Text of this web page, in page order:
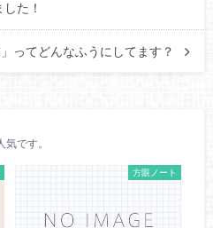
た！
」ってどんなふうにしてます？
気です。
方眼ノート